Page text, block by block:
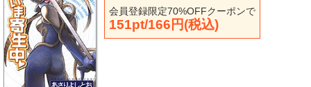
会員登録限定70%OFFクーポンで
151pt/166円(税込)